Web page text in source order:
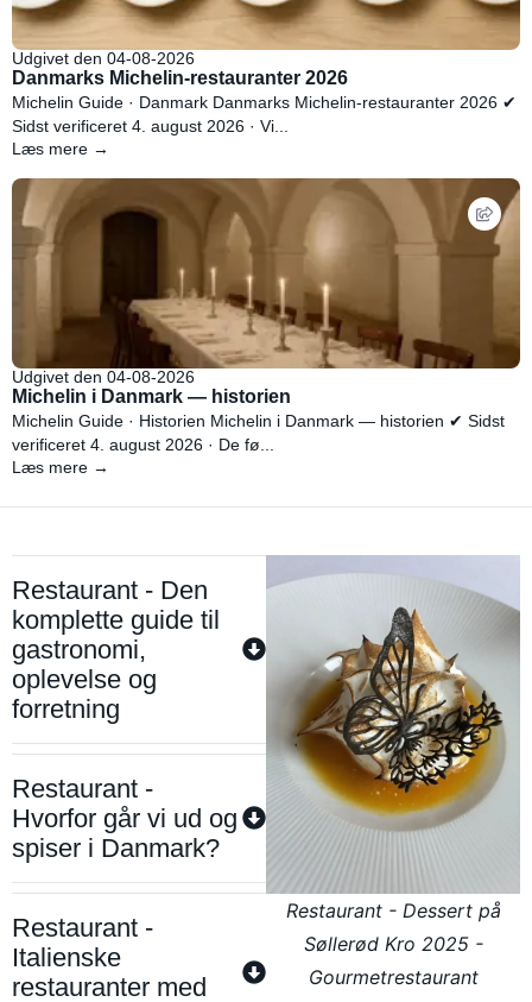
Udgivet den 04-08-2026
Danmarks Michelin-restauranter 2026
Michelin Guide · Danmark Danmarks Michelin-restauranter 2026 ✔
Sidst verificeret 4. august 2026 · Vi...
Læs mere →
Udgivet den 04-08-2026
Michelin i Danmark — historien
Michelin Guide · Historien Michelin i Danmark — historien ✔ Sidst
verificeret 4. august 2026 · De fø...
Læs mere →
Restaurant - Den
komplette guide til
gastronomi,
oplevelse og
forretning
Restaurant -
Hvorfor går vi ud og
spiser i Danmark?
Restaurant -
Italienske
restauranter med
Restaurant - Dessert på
Søllerød Kro 2025 -
Gourmetrestaurant